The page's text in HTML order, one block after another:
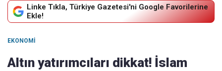
Linke Tıkla, Türkiye Gazetesi'ni Google Favorilerine
Ekle!
EKONOMI
Altın yatırımcıları dikkat! İslam